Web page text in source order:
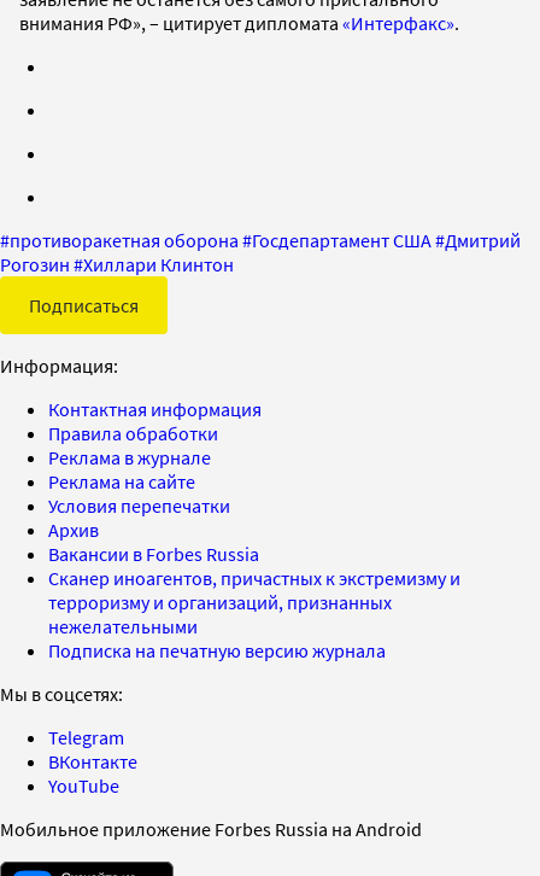
внимания РФ», – цитирует дипломата «Интерфакс».
#противоракетная оборона #Госдепартамент США#Дмитрий
Рогозин #Хиллари Клинтон
Подписаться
Информация:
Контактная информация
Правила обработки
Реклама в журнале
Реклама на сайте
Условия перепечатки
Архив
Вакансии в Forbes Russia
Сканер иноагентов, причастных к экстремизму и
терроризму и организаций, признанных
нежелательными
Подписка на печатную версию журнала
Мы в соцсетях:
Telegram
ВКонтакте
YouTube
Мобильное приложение Forbes Russia на Android